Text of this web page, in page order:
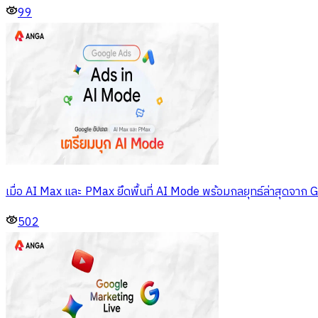
99
เมื่อ AI Max และ PMax ยึดพื้นที่ AI Mode พร้อมกลยุทธ์ล่าสุดจาก
502